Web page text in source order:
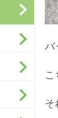
バ
こ
そ